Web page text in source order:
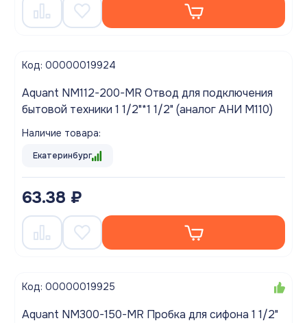
Код: 00000019924
Aquant NM112-200-MR Отвод для подключения
бытовой техники 1 1/2"*1 1/2" (аналог АНИ M110)
Наличие товара:
Екатеринбург
63.38 ₽
Код: 00000019925
Aquant NM300-150-MR Пробка для сифона 1 1/2"